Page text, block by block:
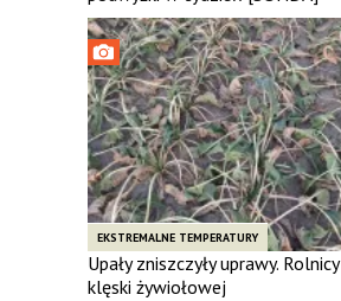
EKSTREMALNE TEMPERATURY
Upały zniszczyły uprawy.
klęski żywiołowej